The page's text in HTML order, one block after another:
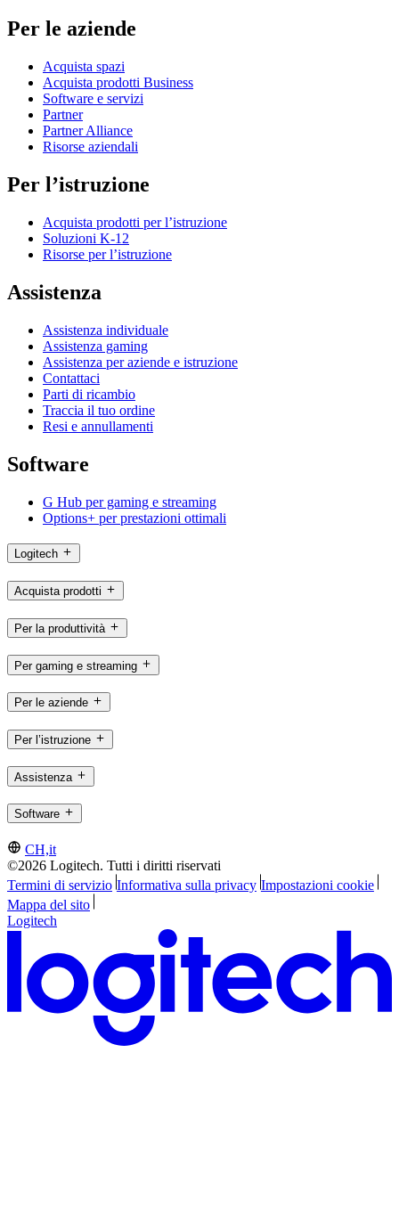
Per le aziende
Acquista spazi
Acquista prodotti Business
Software e servizi
Partner
Partner Alliance
Risorse aziendali
Per l’istruzione
Acquista prodotti per l’istruzione
Soluzioni K-12
Risorse per l’istruzione
Assistenza
Assistenza individuale
Assistenza gaming
Assistenza per aziende e istruzione
Contattaci
Parti di ricambio
Traccia il tuo ordine
Resi e annullamenti
Software
G Hub per gaming e streaming
Options+ per prestazioni ottimali
Logitech
Acquista prodotti
Per la produttività
Per gaming e streaming
Per le aziende
Per l’istruzione
Assistenza
Software
CH,it
©2026 Logitech. Tutti i diritti riservati
Termini di servizio Informativa sulla privacy Impostazioni cookie
Mappa del sito
Logitech